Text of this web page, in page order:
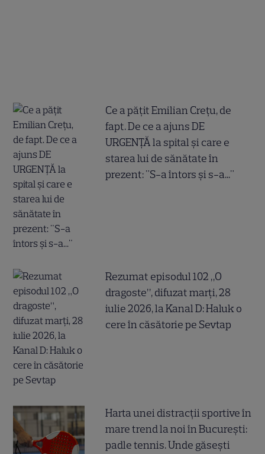
Ce a pățit Emilian Crețu, de
fapt. De ce a ajuns DE
URGENȚĂ la spital și care e
starea lui de sănătate în
prezent: "S-a întors și s-a..."
Rezumat episodul 102 „O
dragoste”, difuzat marți, 28
iulie 2026, la Kanal D: Haluk o
cere în căsătorie pe Sevtap
Harta unei distracții sportive în
mare trend la noi în București:
padle tennis. Unde găsești